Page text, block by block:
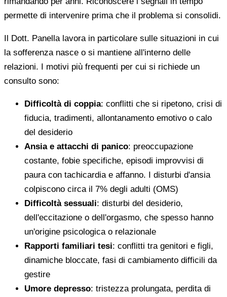
permette di intervenire prima che il problema si consolidi.
Il Dott. Panella lavora in particolare sulle situazioni in cui
la sofferenza nasce o si mantiene all'interno delle
relazioni. I motivi più frequenti per cui si richiede un
consulto sono:
Difficoltà di coppia: conflitti che si ripetono, crisi di
fiducia, tradimenti, allontanamento emotivo o calo
del desiderio
Ansia e attacchi di panico: preoccupazione
costante, fobie specifiche, episodi improvvisi di
paura con tachicardia e affanno. I disturbi d'ansia
colpiscono circa il 7% degli adulti (OMS)
Difficoltà sessuali: disturbi del desiderio,
dell'eccitazione o dell'orgasmo, che spesso hanno
un'origine psicologica o relazionale
Rapporti familiari tesi: conflitti tra genitori e figli,
dinamiche bloccate, fasi di cambiamento difficili da
gestire
Umore depresso: tristezza prolungata, perdita di